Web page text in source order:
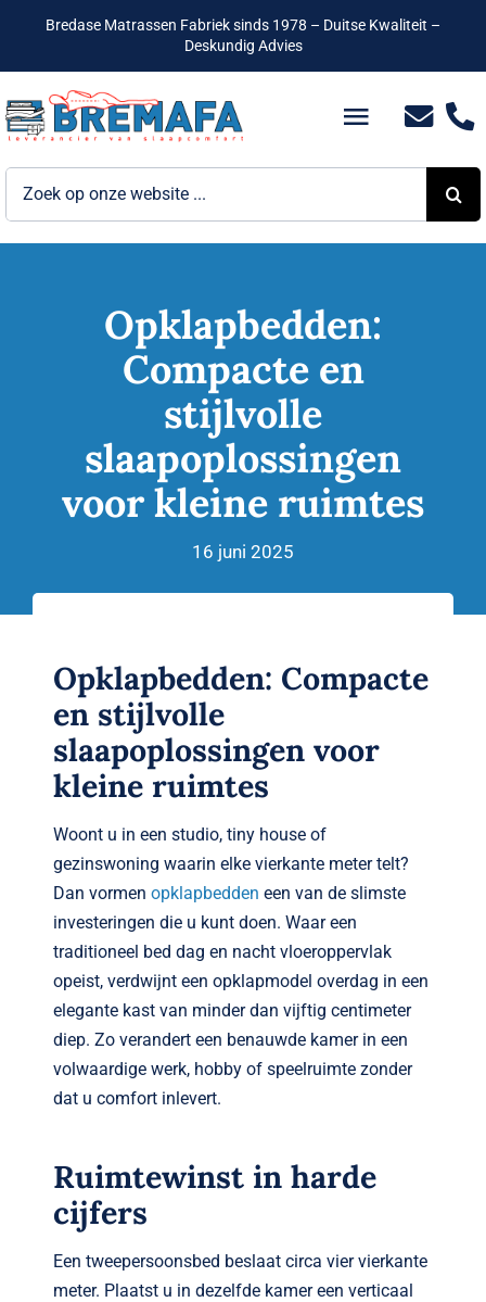
inhoud
Bredase Matrassen Fabriek sinds 1978 – Duitse Kwaliteit –
Deskundig Advies
Toggle
Bedden
Hotelbedden
Verwante artikelen
Nieuws
Contact
Opklapbedden:
Compacte en
stijlvolle
slaapoplossingen
voor kleine ruimtes
16 juni 2025
Opklapbedden: Compacte
en stijlvolle
slaapoplossingen voor
kleine ruimtes
Woont u in een studio, tiny house of
gezinswoning waarin elke vierkante meter telt?
Dan vormen opklapbedden een van de slimste
investeringen die u kunt doen. Waar een
traditioneel bed dag en nacht vloeroppervlak
opeist, verdwijnt een opklapmodel overdag in een
elegante kast van minder dan vijftig centimeter
diep. Zo verandert een benauwde kamer in een
volwaardige werk, hobby of speelruimte zonder
dat u comfort inlevert.
Ruimtewinst in harde
cijfers
Een tweepersoonsbed beslaat circa vier vierkante
meter. Plaatst u in dezelfde kamer een verticaal